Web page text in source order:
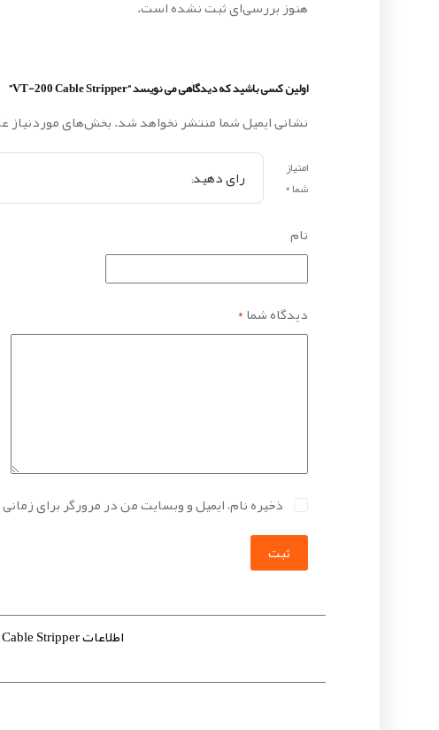
هنوز بررسی‌ای ثبت نشده است.
اولین کسی باشید که دیدگاهی می نویسد “VT-200 Cable Stripper”
نشانی ایمیل شما منتشر نخواهد شد.بخش‌های موردنیاز
امتیاز
شما*
نام
دیدگاه شما*
ذخیره نام، ایمیل و وبسایت من در مرورگر برای
ثبت
اطلاعات VT-200 Cable Stripper